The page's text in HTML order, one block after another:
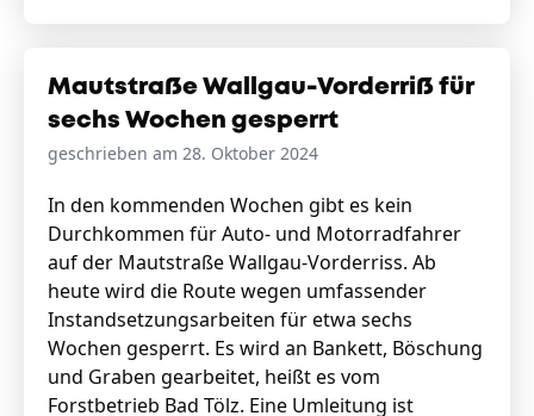
Mautstraße Wallgau-Vorderriß für
sechs Wochen gesperrt
geschrieben am 28. Oktober 2024
In den kommenden Wochen gibt es kein
Durchkommen für Auto- und Motorradfahrer
auf der Mautstraße Wallgau-Vorderriss. Ab
heute wird die Route wegen umfassender
Instandsetzungsarbeiten für etwa sechs
Wochen gesperrt. Es wird an Bankett, Böschung
und Graben gearbeitet, heißt es vom
Forstbetrieb Bad Tölz. Eine Umleitung ist